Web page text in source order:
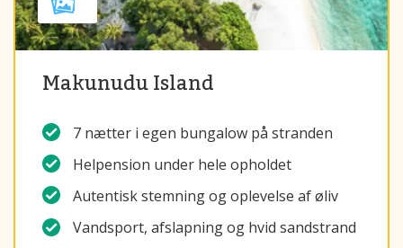
Makunudu Island
7 nætter i egen bungalow på stranden
Helpension under hele opholdet
Autentisk stemning og oplevelse af øliv
Vandsport, afslapning og hvid sandstrand